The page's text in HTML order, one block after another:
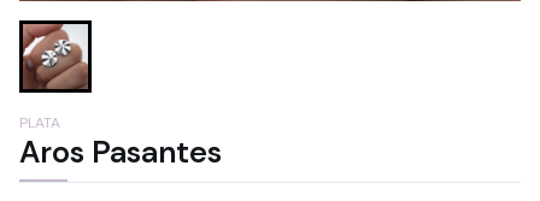
PLATA
Aros Pasantes